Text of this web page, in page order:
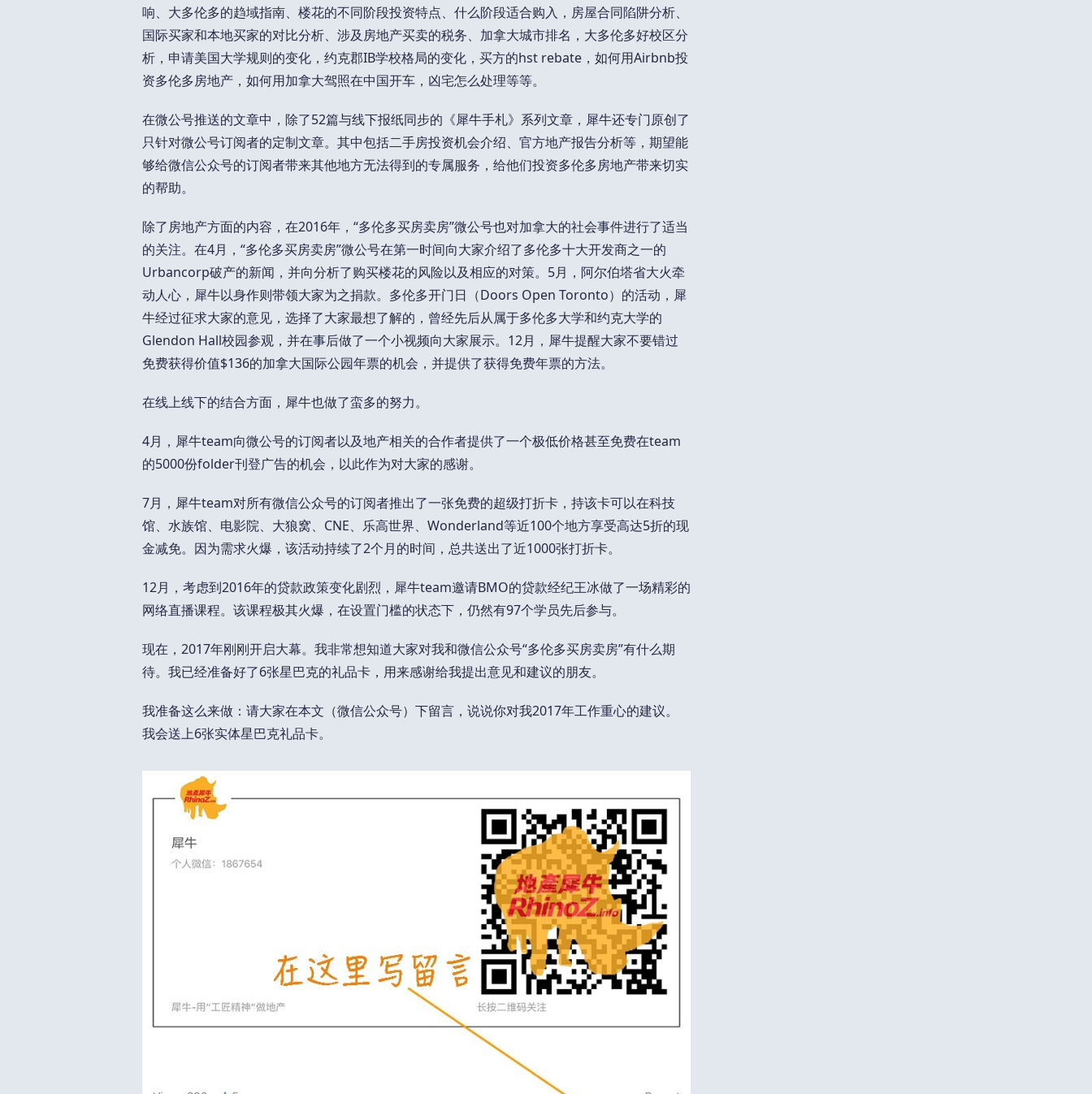
响、大多伦多的趋域指南、楼花的不同阶段投资特点、什么阶段适合购入，房屋合同陷阱分析、
国际买家和本地买家的对比分析、涉及房地产买卖的税务、加拿大城市排名，大多伦多好校区分
析，申请美国大学规则的变化，约克郡IB学校格局的变化，买方的hst rebate，如何用Airbnb投
资多伦多房地产，如何用加拿大驾照在中国开车，凶宅怎么处理等等。
在微公号推送的文章中，除了52篇与线下报纸同步的《犀牛手札》系列文章，犀牛还专门原创了
只针对微公号订阅者的定制文章。其中包括二手房投资机会介绍、官方地产报告分析等，期望能
够给微信公众号的订阅者带来其他地方无法得到的专属服务，给他们投资多伦多房地产带来切实
的帮助。
除了房地产方面的内容，在2016年，“多伦多买房卖房”微公号也对加拿大的社会事件进行了适当
的关注。在4月，“多伦多买房卖房”微公号在第一时间向大家介绍了多伦多十大开发商之一的
Urbancorp破产的新闻，并向分析了购买楼花的风险以及相应的对策。5月，阿尔伯塔省大火牵
动人心，犀牛以身作则带领大家为之捐款。多伦多开门日（Doors Open Toronto）的活动，犀
牛经过征求大家的意见，选择了大家最想了解的，曾经先后从属于多伦多大学和约克大学的
Glendon Hall校园参观，并在事后做了一个小视频向大家展示。12月，犀牛提醒大家不要错过
免费获得价值$136的加拿大国际公园年票的机会，并提供了获得免费年票的方法。
在线上线下的结合方面，犀牛也做了蛮多的努力。
4月，犀牛team向微公号的订阅者以及地产相关的合作者提供了一个极低价格甚至免费在team
的5000份folder刊登广告的机会，以此作为对大家的感谢。
7月，犀牛team对所有微信公众号的订阅者推出了一张免费的超级打折卡，持该卡可以在科技
馆、水族馆、电影院、大狼窝、CNE、乐高世界、Wonderland等近100个地方享受高达5折的现
金减免。因为需求火爆，该活动持续了2个月的时间，总共送出了近1000张打折卡。
12月，考虑到2016年的贷款政策变化剧烈，犀牛team邀请BMO的贷款经纪王冰做了一场精彩的
网络直播课程。该课程极其火爆，在设置门槛的状态下，仍然有97个学员先后参与。
现在，2017年刚刚开启大幕。我非常想知道大家对我和微信公众号“多伦多买房卖房”有什么期
待。我已经准备好了6张星巴克的礼品卡，用来感谢给我提出意见和建议的朋友。
我准备这么来做：请大家在本文（微信公众号）下留言，说说你对我2017年工作重心的建议。
我会送上6张实体星巴克礼品卡。